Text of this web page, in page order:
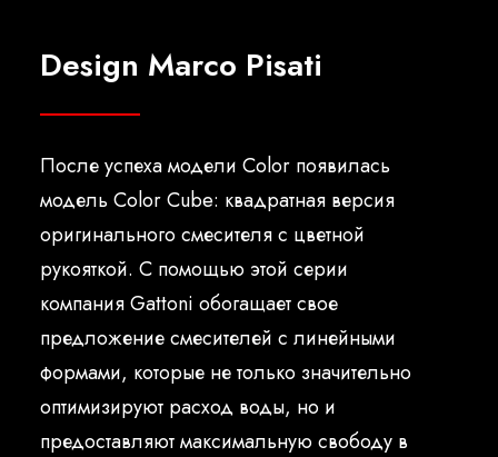
Где купить
Русский
Design Marco Pisati
После успеха модели Color появилась
модель Color Cube: квадратная версия
оригинального смесителя с цветной
рукояткой. С помощью этой серии
компания Gattoni обогащает свое
предложение смесителей с линейными
формами, которые не только значительно
оптимизируют расход воды, но и
предоставляют максимальную свободу в